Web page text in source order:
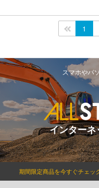
<<1
スマホやパ
インター
期間限定商品を今すぐチェッ